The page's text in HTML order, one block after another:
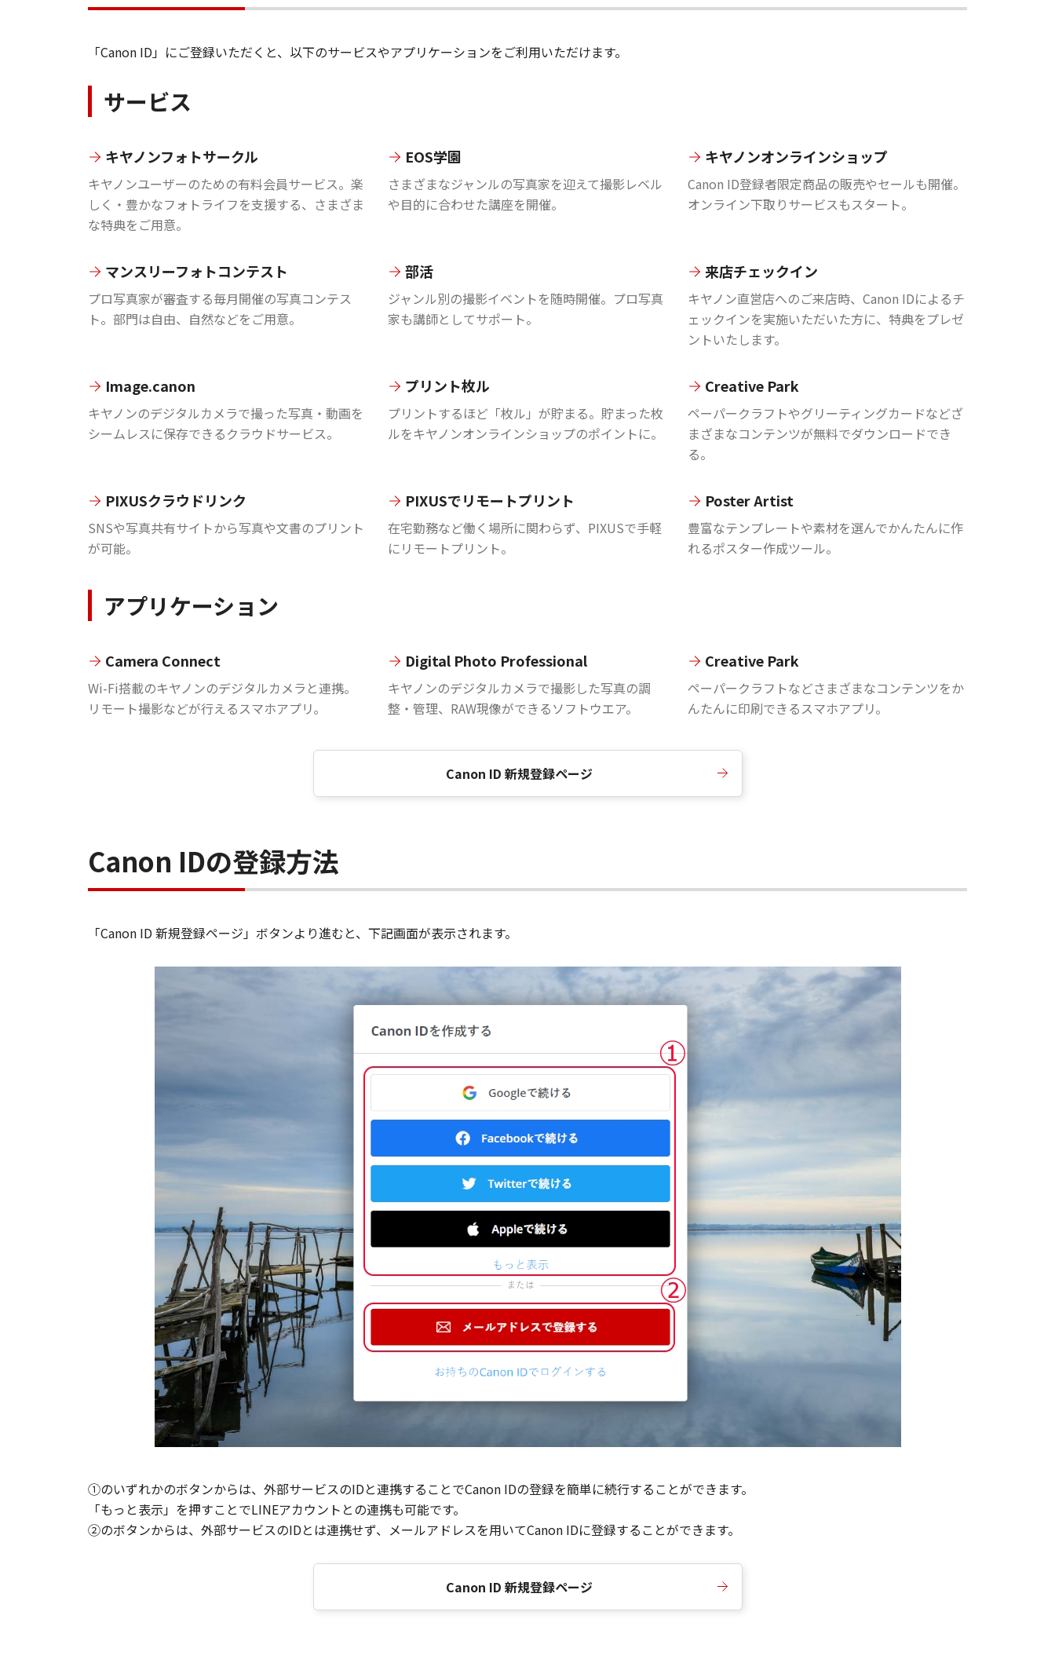
「Canon ID」にご登録いただくと、以下のサービスやアプリケーションをご利用いただけます。
サービス
キヤノンフォトサークル
キヤノンユーザーのための有料会員サービス。楽
しく・豊かなフォトライフを支援する、さまざま
な特典をご用意。
EOS学園
さまざまなジャンルの写真家を迎えて撮影レベル
や目的に合わせた講座を開催。
キヤノンオンラインショップ
Canon ID登録者限定商品の販売やセールも開催。
オンライン下取りサービスもスタート。
マンスリーフォトコンテスト
プロ写真家が審査する毎月開催の写真コンテス
ト。部門は自由、自然などをご用意。
部活
ジャンル別の撮影イベントを随時開催。プロ写真
家も講師としてサポート。
来店チェックイン
キヤノン直営店へのご来店時、Canon IDによるチ
ェックインを実施いただいた方に、特典をプレゼ
ントいたします。
Image.canon
キヤノンのデジタルカメラで撮った写真・動画を
シームレスに保存できるクラウドサービス。
プリント枚ル
プリントするほど「枚ル」が貯まる。貯まった枚
ルをキヤノンオンラインショップのポイントに。
Creative Park
ペーパークラフトやグリーティングカードなどざ
まざまなコンテンツが無料でダウンロードでき
る。
PIXUSクラウドリンク
SNSや写真共有サイトから写真や文書のプリント
が可能。
PIXUSでリモートプリント
在宅勤務など働く場所に関わらず、PIXUSで手軽
にリモートプリント。
Poster Artist
豊富なテンプレートや素材を選んでかんたんに作
れるポスター作成ツール。
アプリケーション
Camera Connect
Wi-Fi搭載のキヤノンのデジタルカメラと連携。
リモート撮影などが行えるスマホアプリ。
Digital Photo Professional
キヤノンのデジタルカメラで撮影した写真の調
整・管理、RAW現像ができるソフトウエア。
Creative Park
ペーパークラフトなどさまざまなコンテンツをか
んたんに印刷できるスマホアプリ。
Canon ID 新規登録ページ
Canon IDの登録方法
「Canon ID 新規登録ページ」ボタンより進むと、下記画面が表示されます。
①のいずれかのボタンからは、外部サービスのIDと連携することでCanon IDの登録を簡単に続行することができます。
「もっと表示」を押すことでLINEアカウントとの連携も可能です。
②のボタンからは、外部サービスのIDとは連携せず、メールアドレスを用いてCanon IDに登録することができます。
Canon ID 新規登録ページ